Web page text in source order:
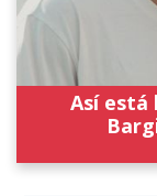
Así está